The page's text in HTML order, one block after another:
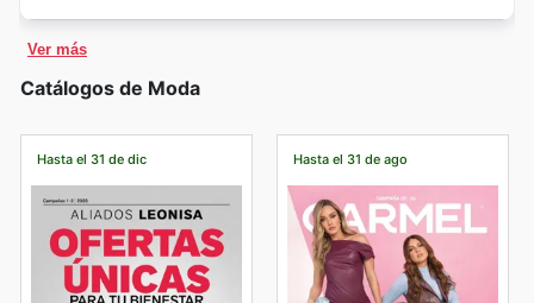
Ver más
Catálogos de Moda
Hasta el 31 de dic Hasta el 31 de ago